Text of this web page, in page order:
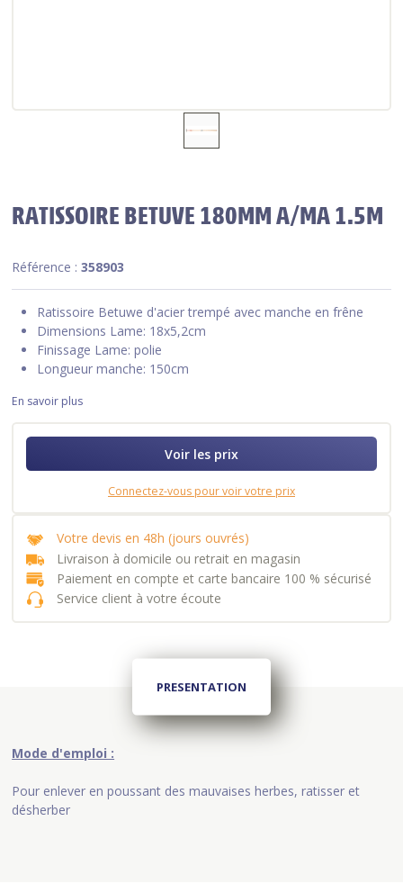
RATISSOIRE BETUVE 180MM A/MA 1.5M
Référence :358903
Ratissoire Betuwe d'acier trempé avec manche en frêne
Dimensions Lame: 18x5,2cm
Finissage Lame: polie
Longueur manche: 150cm
En savoir plus
Voir les prix
Connectez-vous pour voir votre prix
Votre devis en 48h (jours ouvrés)
Livraison à domicile ou retrait en magasin
Paiement en compte et carte bancaire 100 % sécurisé
Service client à votre écoute
PRESENTATION
Mode d'emploi :
Pour enlever en poussant des mauvaises herbes, ratisser et
désherber